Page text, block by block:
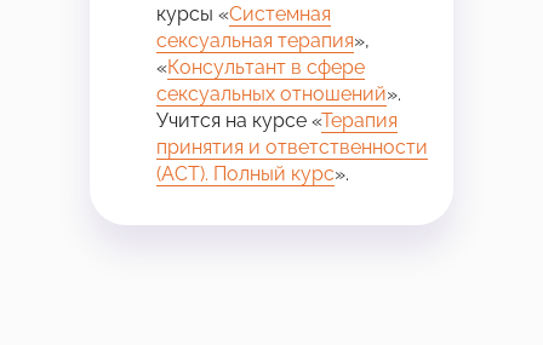
курсы «Системная
сексуальная терапия»,
«Консультант в сфере
сексуальных отношений».
Учится на курсе «Терапия
принятия и ответственности
(АСТ). Полный курс».